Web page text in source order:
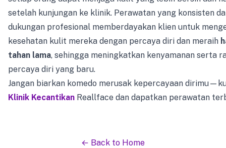
setelah kunjungan ke klinik. Perawatan yang konsisten
dukungan profesional memberdayakan klien untuk
kesehatan kulit mereka dengan percaya diri dan meraih
tahan lama, sehingga meningkatkan kenyamanan serta
percaya diri yang baru.
Jangan biarkan komedo merusak kepercayaan
Klinik Kecantikan Reallface dan dapatkan perawatan
← Back to Home